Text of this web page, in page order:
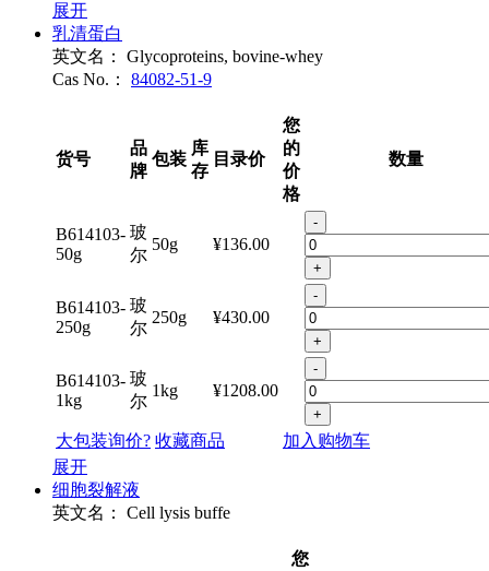
展开
乳清蛋白
英文名：
Glycoproteins, bovine-whey
Cas No.：
84082-51-9
货号
品
牌
包装
库
存
目录价
您
的
价
格
数量
B614103-
50g
玻
尔
50g ¥136.00
-
+
B614103-
250g
玻
尔
250g ¥430.00
-
+
B614103-
1kg
玻
尔
1kg ¥1208.00
-
+
大包装询价? 收藏商品
加入购物车
展开
细胞裂解液
英文名：
Cell lysis buffe
您